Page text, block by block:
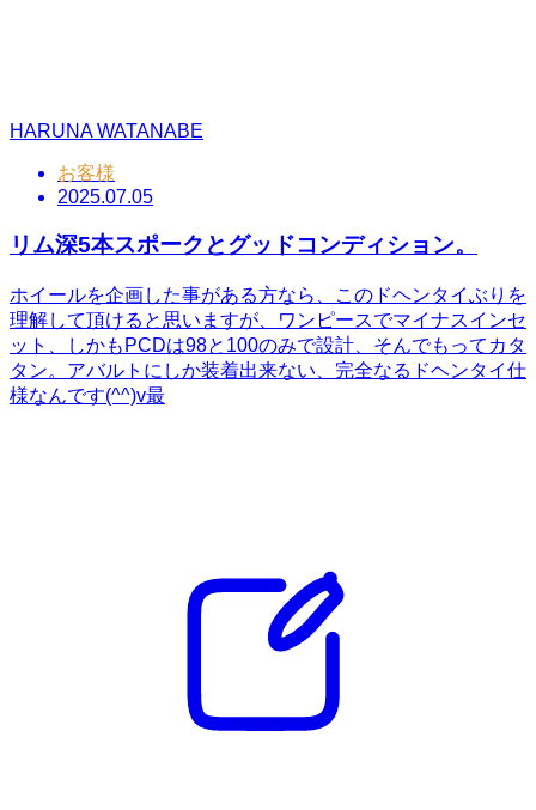
HARUNA WATANABE
お客様
2025.07.05
リム深5本スポークとグッドコンディション。
ホイールを企画した事がある方なら、このドヘンタイぶりを
理解して頂けると思いますが、ワンピースでマイナスインセ
ット、しかもPCDは98と100のみで設計、そんでもってカタ
タン。アバルトにしか装着出来ない、完全なるドヘンタイ仕
様なんです(^^)v最